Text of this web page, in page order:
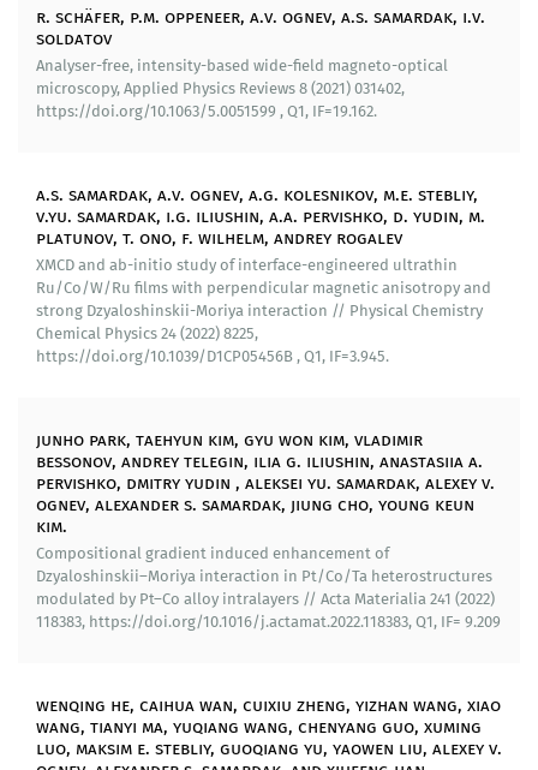
экстремально низкими коэффициентами затухания.
Разработаны и получены прототипы наноустройств на
основе структуры «тяжелый металл/ферримагнетик»
для генерации спиновых волн в суб- и терагерцовом
диапазоне с возможностью контроля поляризации и
перемещения на основе ферримагнитных
материалов. Развита концепция нейроморфных
вычислителей на основе ферримагнитных
скирмионов, работающих в субтерагерцовом
диапазоне, и устройств скирмионной памяти и
логики. В частности, разработаны прототипы
бистабильной ферримагнитной ячейки SOT-MRAM
движения скирмионов (Skyrmion-SOT), нейроморфный
вычислитель (элемент логики).
Внедрение результатов исследования:
Членами научного коллектива лаборатории
разработана и реализована новая дополнительная
профессиональная программа повышения
Организационные и инфраструктурные
преобразования:
r. schäfer, p.m. oppeneer, a.v. ognev, a.s. samardak, i.v.
soldatov
Analyser-free, intensity-based wide-field magneto-optical
microscopy, Applied Physics Reviews 8 (2021) 031402,
https://doi.org/10.1063/5.0051599 , Q1, IF=19.162.
a.s. samardak, a.v. ognev, a.g. kolesnikov, m.e. stebliy,
v.yu. samardak, i.g. iliushin, a.a. pervishko, d. yudin, m.
platunov, t. ono, f. wilhelm, andrey rogalev
XMCD and ab-initio study of interface-engineered ultrathin
Ru/Co/W/Ru films with perpendicular magnetic anisotropy and
strong Dzyaloshinskii-Moriya interaction // Physical Chemistry
Chemical Physics 24 (2022) 8225,
https://doi.org/10.1039/D1CP05456B , Q1, IF=3.945.
junho park, taehyun kim, gyu won kim, vladimir
bessonov, andrey telegin, ilia g. iliushin, anastasiia a.
pervishko, dmitry yudin , aleksei yu. samardak, alexey v.
ognev, alexander s. samardak, jiung cho, young keun
kim.
Compositional gradient induced enhancement of
Dzyaloshinskii–Moriya interaction in Pt/Co/Ta heterostructures
modulated by Pt–Co alloy intralayers // Acta Materialia 241 (2022)
118383, https://doi.org/10.1016/j.actamat.2022.118383, Q1, IF= 9.209
wenqing he, caihua wan, cuixiu zheng, yizhan wang, xiao
wang, tianyi ma, yuqiang wang, chenyang guo, xuming
luo, maksim e. stebliy, guoqiang yu, yaowen liu, alexey v.